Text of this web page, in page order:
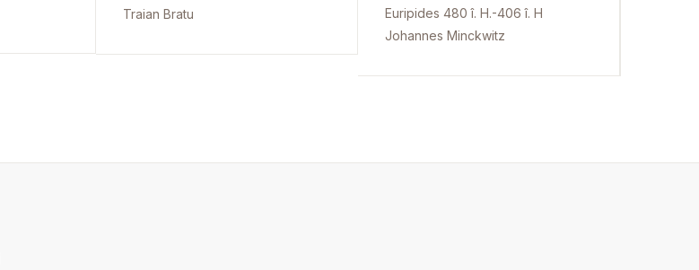
Traian Bratu
Euripides 480 î. H.-406 î. H
Johannes Minckwitz